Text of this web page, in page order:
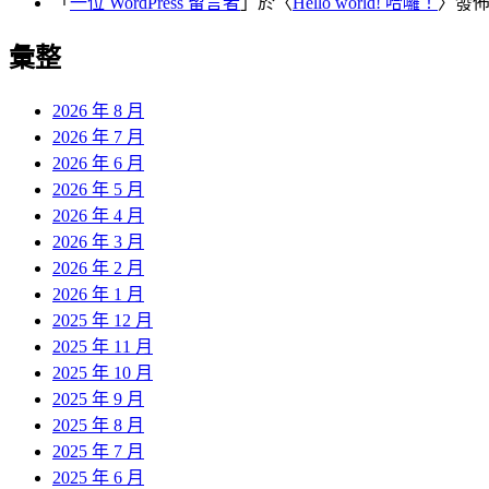
彙整
2026 年 8 月
2026 年 7 月
2026 年 6 月
2026 年 5 月
2026 年 4 月
2026 年 3 月
2026 年 2 月
2026 年 1 月
2025 年 12 月
2025 年 11 月
2025 年 10 月
2025 年 9 月
2025 年 8 月
2025 年 7 月
2025 年 6 月